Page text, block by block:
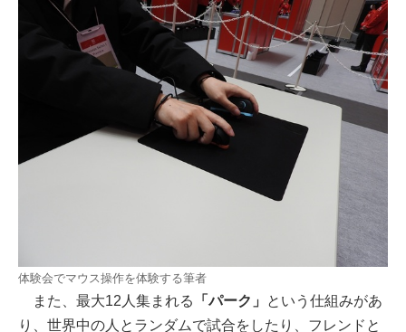
体験会でマウス操作を体験する筆者
また、最大12人集まれる 「パーク」
という仕組みがあ
り、世界中の人とランダムで試合をしたり、フレンドと